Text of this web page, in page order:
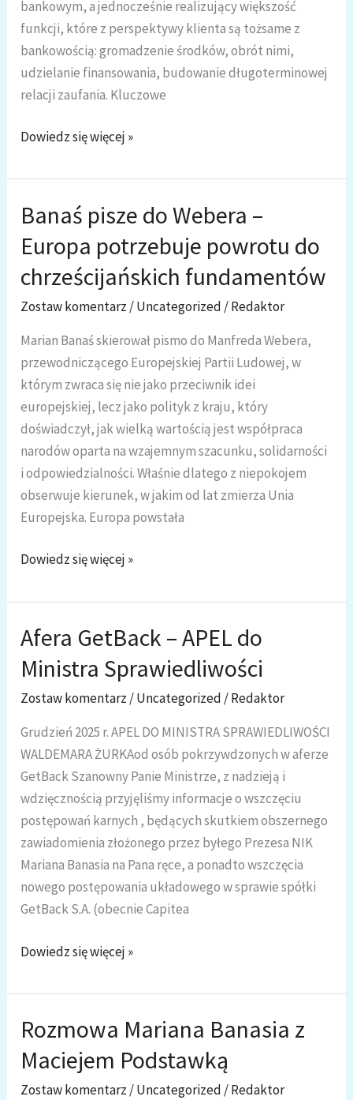
bankowym, a jednocześnie realizujący większość
funkcji, które z perspektywy klienta są tożsame z
bankowością: gromadzenie środków, obrót nimi,
udzielanie finansowania, budowanie długoterminowej
relacji zaufania. Kluczowe
Marian
Utrata
między
odpowiedzialnością
władzą
Dowiedz się więcej »
Banaś pisze do Webera –
Europa potrzebuje powrotu do
chrześcijańskich fundamentów
Zostaw komentarz /Uncategorized /Redaktor
Marian Banaś skierował pismo do Manfreda Webera,
przewodniczącego Europejskiej Partii Ludowej, w
którym zwraca się nie jako przeciwnik idei
europejskiej, lecz jako polityk z kraju, który
doświadczył, jak wielką wartością jest współpraca
narodów oparta na wzajemnym szacunku, solidarności
i odpowiedzialności. Właśnie dlatego z niepokojem
obserwuje kierunek, w jakim od lat zmierza Unia
Europejska. Europa powstała
Banaś
do
Webera
–
Europa
potrzebuje
do
chrześcijańskich
fundamentów
Dowiedz się więcej »
Afera GetBack – APEL do
Ministra Sprawiedliwości
Zostaw komentarz /Uncategorized /Redaktor
Grudzień 2025 r. APEL DO MINISTRA SPRAWIEDLIWOŚCI
WALDEMARA ŻURKAod osób pokrzywdzonych w aferze
GetBack Szanowny Panie Ministrze, z nadzieją i
wdzięcznością przyjęliśmy informacje o wszczęciu
postępowań karnych , będących skutkiem obszernego
zawiadomienia złożonego przez byłego Prezesa NIK
Mariana Banasia na Pana ręce, a ponadto wszczęcia
nowego postępowania układowego w sprawie spółki
GetBack S.A. (obecnie Capitea
Afera
–
do
Ministra
Sprawiedliwości
Dowiedz się więcej »
Rozmowa Mariana Banasia z
Maciejem Podstawką
Zostaw komentarz /Uncategorized /Redaktor